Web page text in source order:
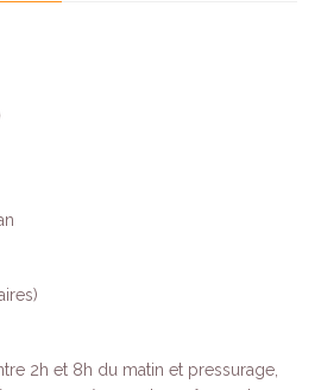
2h et 8h du matin et pressurage,